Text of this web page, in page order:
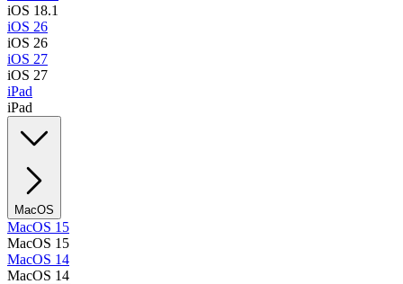
iOS 18.1
iOS 26
iOS 26
iOS 27
iOS 27
iPad
iPad
MacOS
MacOS 15
MacOS 15
MacOS 14
MacOS 14